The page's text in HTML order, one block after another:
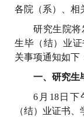
各院（系）、相
研究生院将
生毕（结）业
关事项通知如下
一、研究生
6月18日下
（结）业证书、